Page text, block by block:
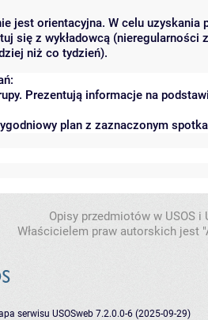
jest orientacyjna. W celu
się z wykładowcą (nieregularności
niż co tydzień).
Prezentują informacje na
plan z zaznaczonym
Opisy przedmiotów w USOS
Właścicielem praw autorskich jest
serwisu USOSweb 7.2.0.0-6 (2025-09-29)